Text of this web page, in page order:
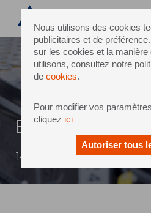
Nous utilisons des cookies
publicitaires et de
sur les cookies et la manière
utilisons, consultez notre
de cookies.
Pour modifier vos
cliquez ici
Autoriser tous
Bali Hai
14 janvier 2020